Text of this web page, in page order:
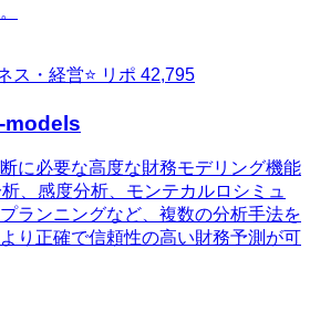
ス・経営⭐ リポ 42,795
に必要な高度な財務モデリング機能
、感度分析、モンテカルロシミュ
ランニングなど、複数の分析手法を
り正確で信頼性の高い財務予測が可